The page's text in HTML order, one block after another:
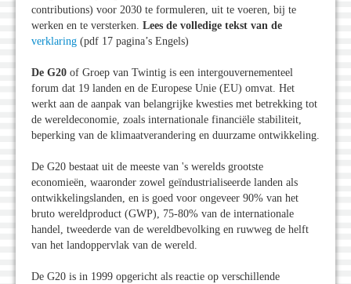
contributions) voor 2030 te formuleren, uit te voeren, bij te
werken en te versterken. Lees de volledige tekst van de
verklaring (pdf 17 pagina’s Engels)
De G20 of Groep van Twintig is een intergouvernementeel
forum dat 19 landen en de Europese Unie (EU) omvat. Het
werkt aan de aanpak van belangrijke kwesties met betrekking tot
de wereldeconomie, zoals internationale financiële stabiliteit,
beperking van de klimaatverandering en duurzame ontwikkeling.
De G20 bestaat uit de meeste van 's werelds grootste
economieën, waaronder zowel geïndustrialiseerde landen als
ontwikkelingslanden, en is goed voor ongeveer 90% van het
bruto wereldproduct (GWP), 75-80% van de internationale
handel, tweederde van de wereldbevolking en ruwweg de helft
van het landoppervlak van de wereld.
De G20 is in 1999 opgericht als reactie op verschillende